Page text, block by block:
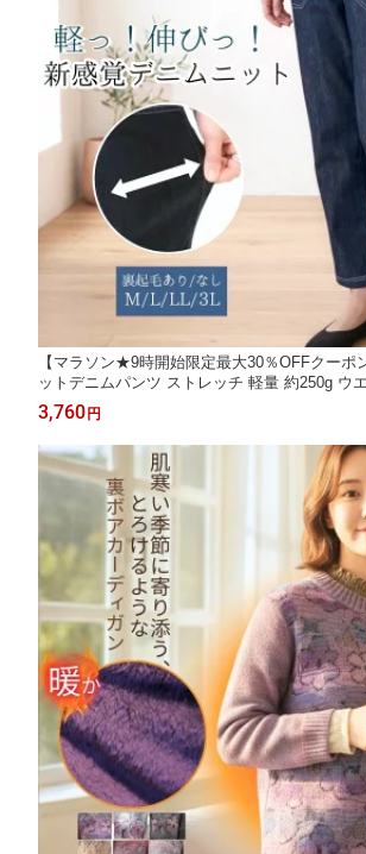
【マラソン★9時開始限定最大30％OFFクーポ
ットデニムパンツ ストレッチ 軽量 約250g ウ
0cm ゆったり シワになりにくい デニム調 春夏
なし ミセス シニア 婦人服 M L LL 3L
3,760 円